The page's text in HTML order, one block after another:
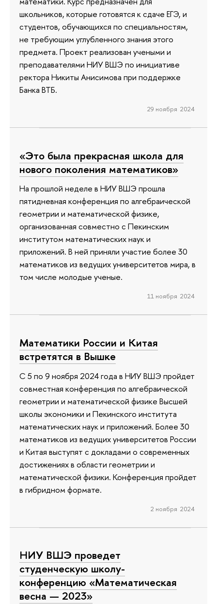
школьников, которые готовятся к сдаче ЕГЭ, и
студентов, обучающихся по специальностям,
не требующим углубленного знания этого
предмета. Проект реализован учеными и
преподавателями НИУ ВШЭ по инициативе
ректора Никиты Анисимова при поддержке
Банка ВТБ.
29 ноября 2024
«Это была прекрасная школа для
нового поколения математиков»
На прошлой неделе в НИУ ВШЭ прошла
пятидневная конференция по алгебраической
геометрии и математической физике,
организованная совместно с Пекинским
институтом математических наук и
приложений. В ней приняли участие более 30
математиков из ведущих университетов мира, в
том числе молодые ученые.
11 ноября 2024
Математики России и Китая
встретятся в Вышке
С 5 по 9 ноября 2024 года в НИУ ВШЭ пройдет
совместная конференция по алгебраической
геометрии и математической физике Высшей
школы экономики и Пекинского института
математических наук и приложений. Более 30
математиков из ведущих университетов России
и Китая выступят с докладами о современных
достижениях в области геометрии и
математической физики. Конференция пройдет
в гибридном формате.
2 ноября 2024
НИУ ВШЭ проведет
студенческую школу-
конференцию «Математическая
весна — 2023»